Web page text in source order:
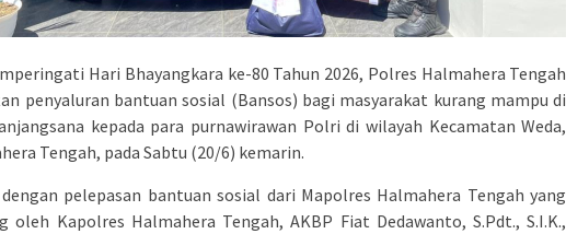
Hari Bhayangkara ke-80 Tahun 2026, Polres Halmahera Tengah
penyaluran bantuan sosial (Bansos) bagi masyarakat kurang mampu di
kepada para purnawirawan Polri di wilayah Kecamatan Weda,
Tengah, pada Sabtu (20/6) kemarin.
pelepasan bantuan sosial dari Mapolres Halmahera Tengah yang
oleh Kapolres Halmahera Tengah, AKBP Fiat Dedawanto, S.Pdt., S.I.K.,